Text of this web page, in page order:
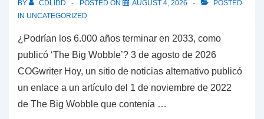
BY CDLIDD POSTED ON AUGUST 4, 2026
POSTED
IN UNCATEGORIZED
¿Podrían los 6.000 años terminar en 2033, como
publicó ‘The Big Wobble’? 3 de agosto de 2026
COGwriter Hoy, un sitio de noticias alternativo publicó
un enlace a un artículo del 1 de noviembre de 2022
de The Big Wobble que contenía …